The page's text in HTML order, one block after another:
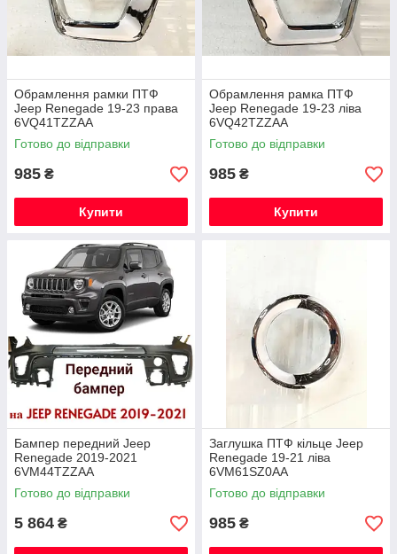
Обрамлення рамки ПТФ
Jeep Renegade 19-23 права
6VQ41TZZAA
Готово до відправки
985 ₴
Купити
Обрамлення рамка ПТФ
Jeep Renegade 19-23 ліва
6VQ42TZZAA
Готово до відправки
985 ₴
Купити
Бампер передний Jeep
Renegade 2019-2021
6VM44TZZAA
Готово до відправки
5 864 ₴
Заглушка ПТФ кільце Jeep
Renegade 19-21 ліва
6VM61SZ0AA
Готово до відправки
985 ₴